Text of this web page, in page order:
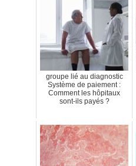
groupe lié au diagnostic
Système de paiement :
Comment les hôpitaux
sont-ils payés ?